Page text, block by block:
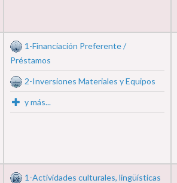
1-Financiación Preferente /
Préstamos
2-Inversiones Materiales y Equipos
y más...
1-Actividades culturales, lingüísticas